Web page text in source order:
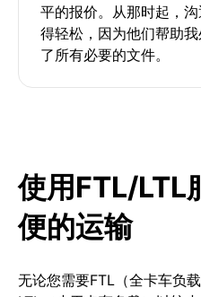
平的报价。从那时起，
得轻松，因为他们帮助我
了所有必要的文件。
使用FTL/LTL
便的运输
无论您需要FTL（全卡车负